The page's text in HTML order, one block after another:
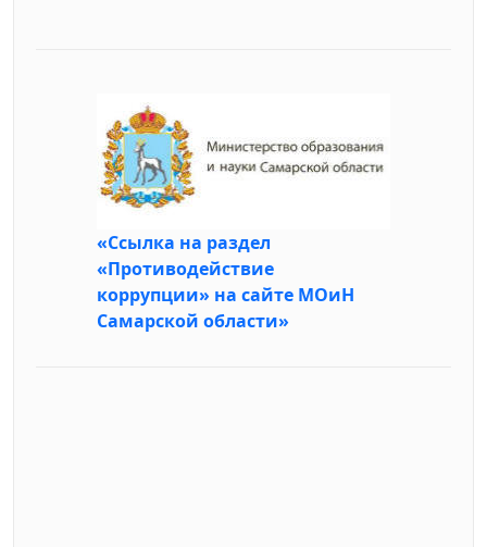
«Ссылка на раздел
«Противодействие
коррупции» на сайте МОиН
Самарской области»